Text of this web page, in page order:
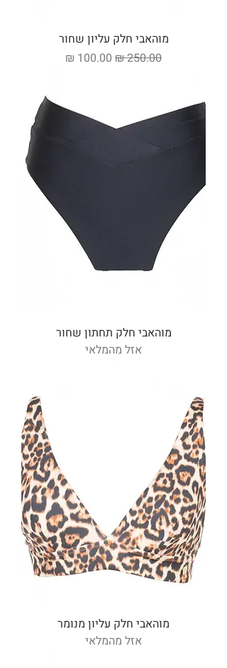
מוהאבי חלק עליון שחור
מחיר רגיל מחיר מבצע
מוהאבי חלק תחתון שחור
אזל מהמלאי
מוהאבי חלק עליון מנומר
אזל מהמלאי